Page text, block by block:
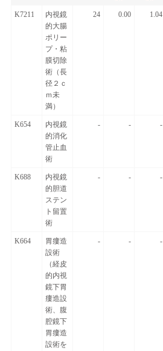
K7211
内視鏡
的大腸
ポリー
プ・粘
膜切除
術（長
径２ｃ
ｍ未
満）
24 0.00 1.04
K654
内視鏡
的消化
管止血
術
- - -
K688
内視鏡
的胆道
ステン
ト留置
術
- - -
K664
胃瘻造
設術
（経皮
的内視
鏡下胃
瘻造設
術、腹
腔鏡下
胃瘻造
設術を
- - -